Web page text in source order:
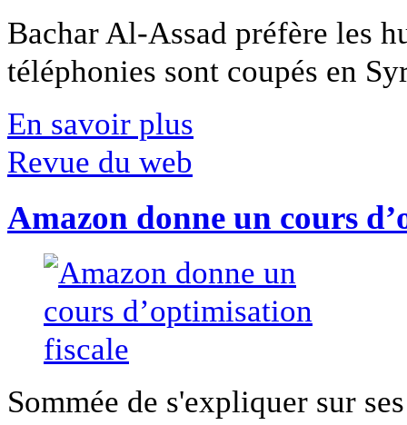
Bachar Al-Assad préfère les
téléphonies sont coupés en
En savoir plus
Revue du web
Amazon donne un cours
Sommée de s'expliquer sur